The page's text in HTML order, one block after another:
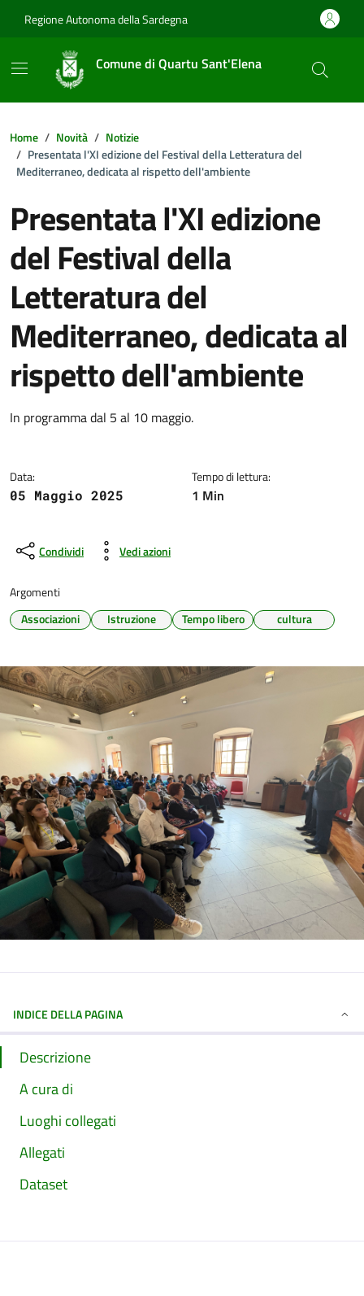
Regione Autonoma della Sardegna
Comune di Quartu Sant'Elena
Home Novità
Notizie
Presentata l'XI edizione del Festival della Letteratura del
Mediterraneo, dedicata al rispetto dell'ambiente
Presentata l'XI edizione
del Festival della
Letteratura del
Mediterraneo, dedicata al
rispetto dell'ambiente
Dettagli della notizia
In programma dal 5 al 10 maggio.
Data:
05 Maggio 2025
Tempo di lettura:
1 Min
Condividi Vedi azioni
Argomenti
Associazioni
Istruzione Tempo libero cultura
INDICE DELLA PAGINA
Descrizione
A cura di
Luoghi collegati
Allegati
Dataset